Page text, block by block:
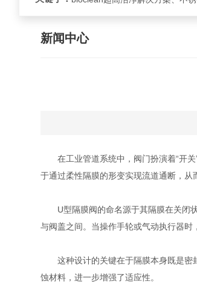
新闻中心
在工业管道系统中，阀门扮演着“开关”
于通过柔性隔膜的形变实现流道通断，从
U型隔膜阀的命名源于其隔膜在关闭状
与阀盖之间。当操作手轮或气动执行器时
这种设计的关键在于隔膜本身既是密封
蚀材料，进一步增强了适应性。